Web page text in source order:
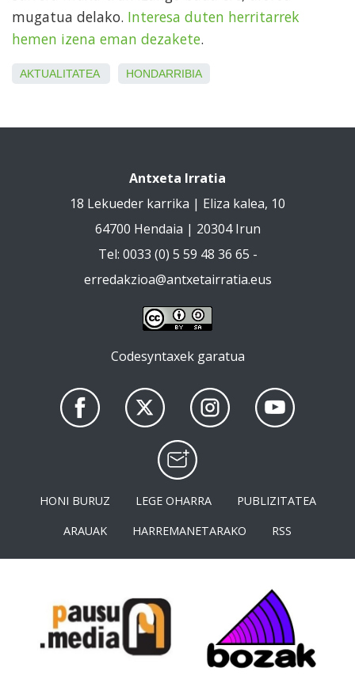
mugatua delako. Interesa duten herritarrek
hemen izena eman dezakete.
AKTUALITATEA HONDARRIBIA
Antxeta Irratia
18 Lekueder karrika | Eliza kalea, 10
64700 Hendaia | 20304 Irun
Tel: 0033 (0) 5 59 48 36 65 -
erredakzioa@antxetairratia.eus
Codesyntaxek garatua
HONI BURUZ LEGE OHARRA
PUBLIZITATEA
ARAUAK
HARREMANETARAKO RSS